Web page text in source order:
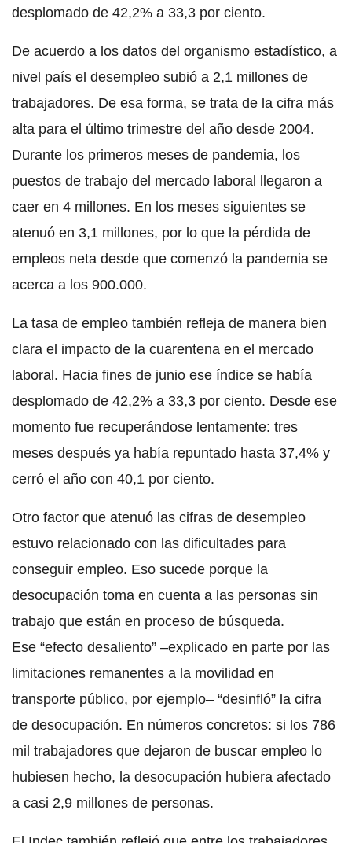
desplomado de 42,2% a 33,3 por ciento.
De acuerdo a los datos del organismo estadístico, a
nivel país el desempleo subió a 2,1 millones de
trabajadores. De esa forma, se trata de la cifra más
alta para el último trimestre del año desde 2004.
Durante los primeros meses de pandemia, los
puestos de trabajo del mercado laboral llegaron a
caer en 4 millones. En los meses siguientes se
atenuó en 3,1 millones, por lo que la pérdida de
empleos neta desde que comenzó la pandemia se
acerca a los 900.000.
La tasa de empleo también refleja de manera bien
clara el impacto de la cuarentena en el mercado
laboral. Hacia fines de junio ese índice se había
desplomado de 42,2% a 33,3 por ciento. Desde ese
momento fue recuperándose lentamente: tres
meses después ya había repuntado hasta 37,4% y
cerró el año con 40,1 por ciento.
Otro factor que atenuó las cifras de desempleo
estuvo relacionado con las dificultades para
conseguir empleo. Eso sucede porque la
desocupación toma en cuenta a las personas sin
trabajo que están en proceso de búsqueda.
Ese “efecto desaliento” –explicado en parte por las
limitaciones remanentes a la movilidad en
transporte público, por ejemplo– “desinfló” la cifra
de desocupación. En números concretos: si los 786
mil trabajadores que dejaron de buscar empleo lo
hubiesen hecho, la desocupación hubiera afectado
a casi 2,9 millones de personas.